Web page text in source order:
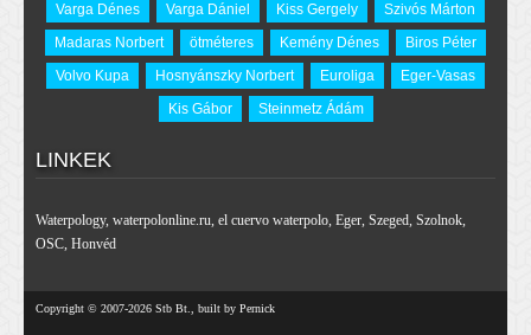
Varga Dénes Varga Dániel Kiss Gergely
Szivós Márton
Madaras Norbert
ötméteres Kemény Dénes
Biros Péter
Volvo Kupa
Hosnyánszky Norbert Euroliga
Eger-Vasas
Kis Gábor
Steinmetz Ádám
LINKEK
Waterpology, waterpolonline.ru, el cuervo waterpolo, Eger, Szeged, Szolnok,
OSC, Honvéd
Copyright © 2007-2026 Stb Bt., built by Pernick